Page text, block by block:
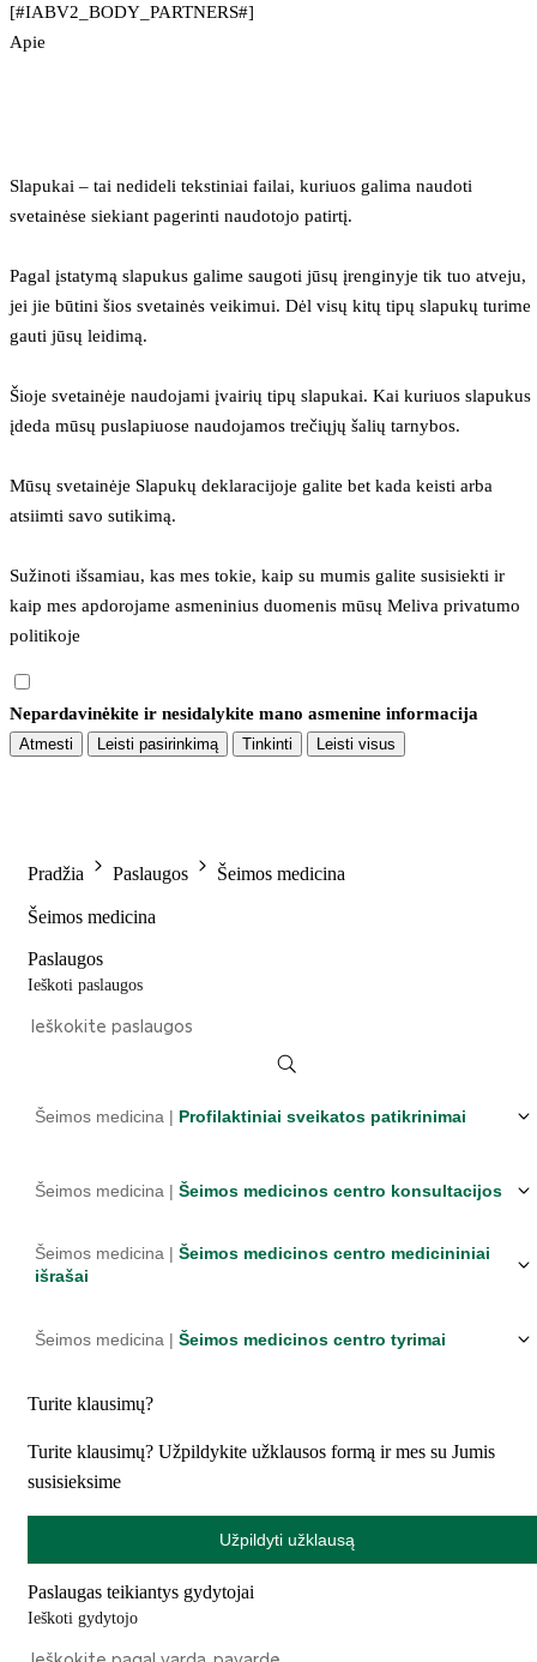
[#IABV2_BODY_PARTNERS#]
Apie
Slapukai – tai nedideli tekstiniai failai, kuriuos galima naudoti
svetainėse siekiant pagerinti naudotojo patirtį.
Pagal įstatymą slapukus galime saugoti jūsų įrenginyje tik tuo atveju,
jei jie būtini šios svetainės veikimui. Dėl visų kitų tipų slapukų turime
gauti jūsų leidimą.
Šioje svetainėje naudojami įvairių tipų slapukai. Kai kuriuos slapukus
įdeda mūsų puslapiuose naudojamos trečiųjų šalių tarnybos.
Mūsų svetainėje Slapukų deklaracijoje galite bet kada keisti arba
atsiimti savo sutikimą.
Sužinoti išsamiau, kas mes tokie, kaip su mumis galite susisiekti ir
kaip mes apdorojame asmeninius duomenis mūsų Meliva privatumo
politikoje
Nepardavinėkite ir nesidalykite mano asmenine informacija
Atmesti Leisti pasirinkimą Tinkinti Leisti visus
Pradžia Paslaugos Šeimos medicina
Šeimos medicina
Paslaugos
Ieškoti paslaugos
Šeimos medicina | Profilaktiniai sveikatos patikrinimai
Šeimos medicina | Šeimos medicinos centro konsultacijos
Šeimos medicina | Šeimos medicinos centro medicininiai
išrašai
Šeimos medicina | Šeimos medicinos centro tyrimai
Turite klausimų?
Turite klausimų? Užpildykite užklausos formą ir mes su Jumis
susisieksime
Užpildyti užklausą
Paslaugas teikiantys gydytojai
Ieškoti gydytojo